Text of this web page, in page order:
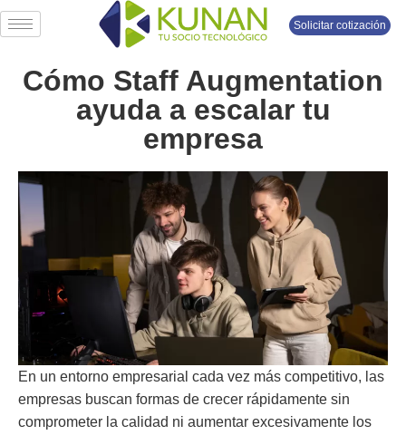
Solicitar cotización
Cómo Staff Augmentation
ayuda a escalar tu
empresa
En un entorno empresarial cada vez más competitivo, las
empresas buscan formas de crecer rápidamente sin
comprometer la calidad ni aumentar excesivamente los